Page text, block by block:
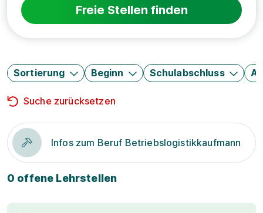
Freie Stellen finden
Sortierung Beginn Schulabschluss
Suche zurücksetzen
Infos zum Beruf Betriebslogistikkaufmann
0 offene Lehrstellen